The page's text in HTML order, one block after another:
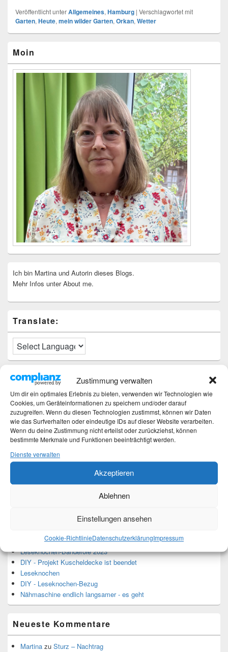
Zustimmung verwalten
Um dir ein optimales Erlebnis zu bieten, verwenden wir Technologien wie
Cookies, um Geräteinformationen zu speichern und/oder darauf
zuzugreifen. Wenn du diesen Technologien zustimmst, können wir Daten
wie das Surfverhalten oder eindeutige IDs auf dieser Website verarbeiten.
Wenn du deine Zustimmung nicht erteilst oder zurückziehst, können
bestimmte Merkmale und Funktionen beeinträchtigt werden.
Dienste verwalten
Akzeptieren
Ablehnen
Einstellungen ansehen
Cookie-RichtlinieDatenschutzerklärungImpressum
Veröffentlicht unterAllgemeines, Hamburg | Verschlagwortet mit
Garten, Heute, mein wilder Garten, Orkan, Wetter
Seitenleisten-
Widgetbereich
Moin
Ich bin Martina und Autorin dieses Blogs.
Mehr Infos unter About me.
Translate:
Neueste Beiträge
Hochzeitstage und ihre Bedeutung
Sturz – Nachtrag
Sturz mit Folgen
Gibt es was Neues?
Älter werden
Leseknochen-Banderole 2023
DIY - Projekt Kuscheldecke ist beendet
Leseknochen
DIY - Leseknochen-Bezug
Nähmaschine endlich langsamer - es geht
Neueste Kommentare
Martina zu Sturz – Nachtrag